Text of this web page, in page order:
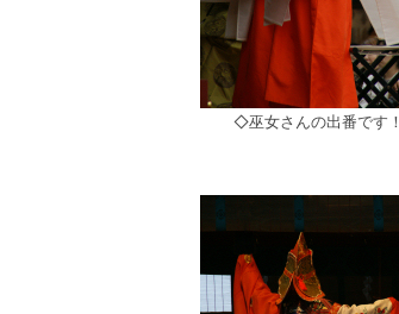
◇巫女さんの出番です！